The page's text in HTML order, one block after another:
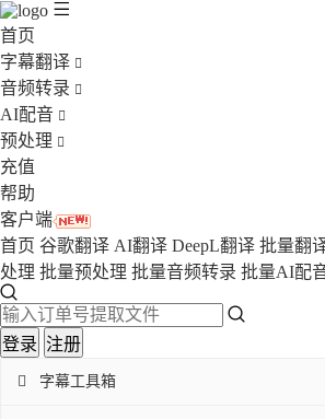
首页
字幕翻译
音频转录
AI配音
预处理
充值
帮助
客户端
首页 谷歌翻译 AI翻译 DeepL翻译 批量翻
处理 批量预处理 批量音频转录 批量AI配
登录 注册
字幕工具箱
